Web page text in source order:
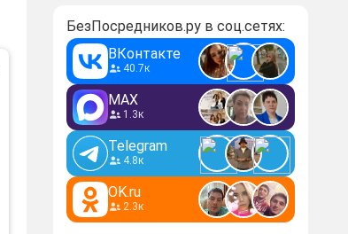
БезПосредников.ру в соц.сетях:
ВКонтакте
40.7к
MAX
1.3к
Telegram
4.8к
OK.ru
2.3к